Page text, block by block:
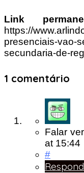
Link
https://
presenciais-vao-
secundaria-de-
1 comentário
Falar
at 15:44
#